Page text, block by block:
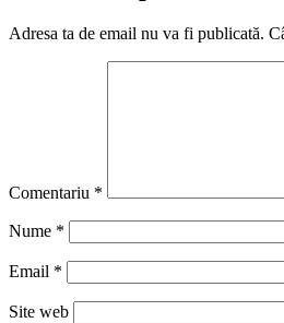
Adresa ta de email nu va fi publicată.
Comentariu *
Nume *
Email *
Site web